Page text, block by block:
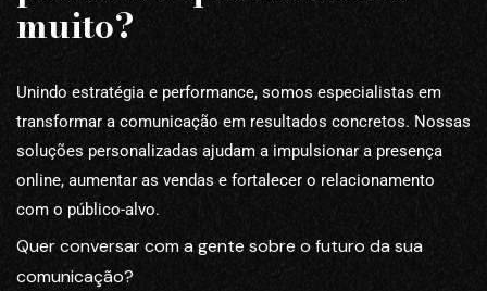
muito?
Unindo estratégia e performance, somos especialistas em
transformar a comunicação em resultados concretos. Nossas
soluções personalizadas ajudam a impulsionar a presença
online, aumentar as vendas e fortalecer o relacionamento
com o público-alvo.
Quer conversar com a gente sobre o futuro da sua
comunicação?